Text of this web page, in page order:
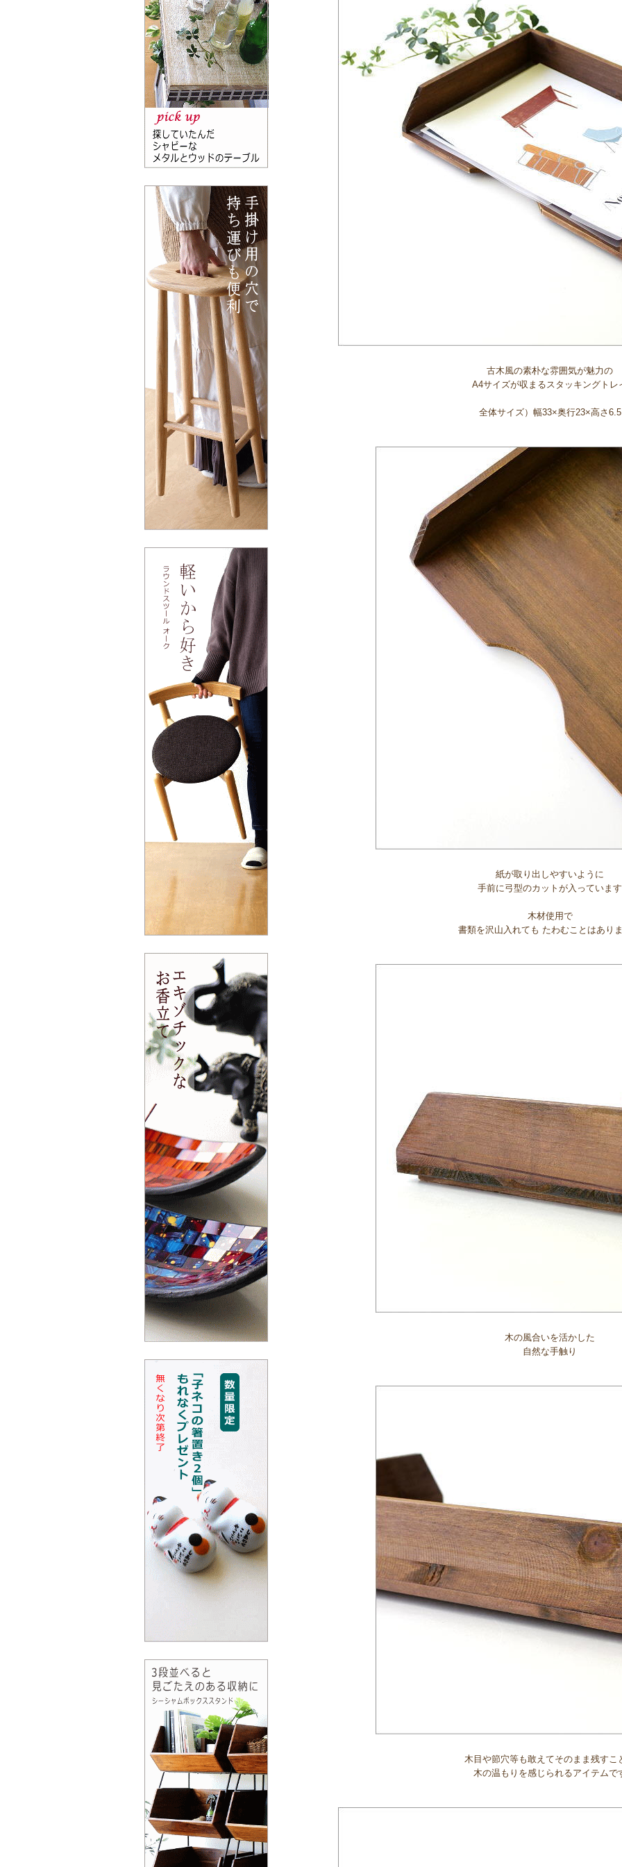
古木風の素朴な雰囲気が魅力の
A4サイズが収まるスタッキングトレ
全体サイズ）幅33×奥行23×高さ6.5
紙が取り出しやすいように
手前に弓型のカットが入っています
木材使用で
書類を沢山入れても たわむことはあり
木の風合いを活かした
自然な手触り
木目や節穴等も敢えてそのまま残すこ
木の温もりを感じられるアイテムで